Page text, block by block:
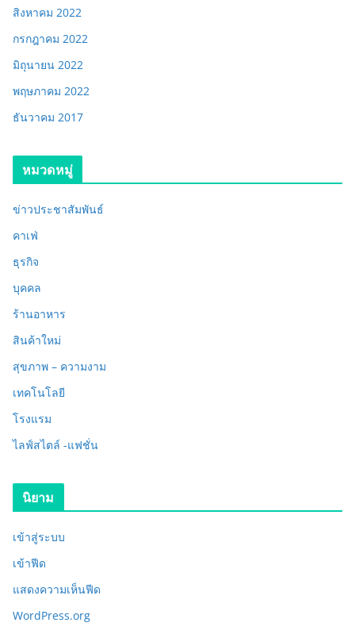
สิงหาคม 2022
กรกฎาคม 2022
มิถุนายน 2022
พฤษภาคม 2022
ธันวาคม 2017
หมวดหมู่
ข่าวประชาสัมพันธ์
คาเฟ่
ธุรกิจ
บุคคล
ร้านอาหาร
สินค้าใหม่
สุขภาพ – ความงาม
เทคโนโลยี
โรงแรม
ไลฟ์สไตล์ -แฟชั่น
นิยาม
เข้าสู่ระบบ
เข้าฟีด
แสดงความเห็นฟีด
WordPress.org